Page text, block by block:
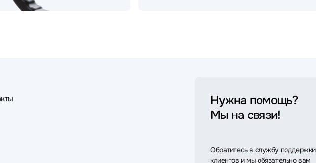
Нужна помощь?
Мы на связи!
Обратитесь в службу поддержки
клиентов и мы обязательно вам